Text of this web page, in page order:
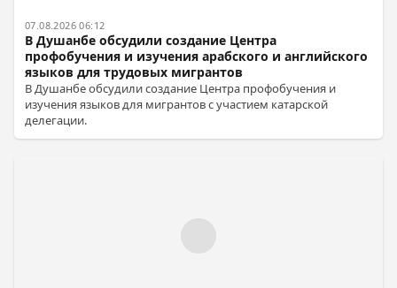
07.08.2026 06:12
В Душанбе обсудили создание Центра
профобучения и изучения арабского и английского
языков для трудовых мигрантов
В Душанбе обсудили создание Центра профобучения и
изучения языков для мигрантов с участием катарской
делегации.